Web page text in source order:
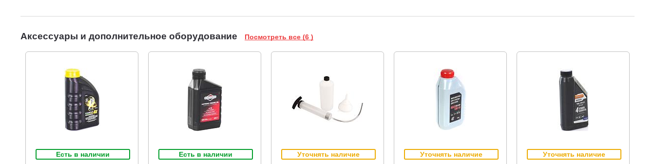
Аксессуары и дополнительное оборудование Посмотреть все (6 )
Есть в наличии Есть в наличии Уточнять наличие Уточнять наличие Уточнять наличие